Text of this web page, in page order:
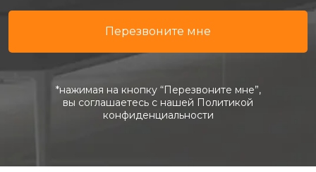
*нажимая на кнопку “Перезвоните мне”,
вы соглашаетесь с нашей Политикой
конфиденциальности